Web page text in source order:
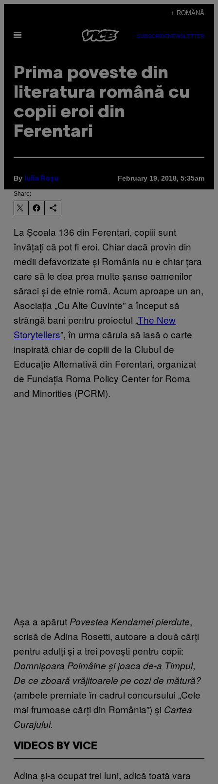
content
+ ROMÂNĂ
Open
SUBSCRIBENEWSLETTER
Prima poveste din
literatura română cu
copii eroi din
Ferentari
By Iulia Roșu February 19, 2018, 5:35am
Share:
La Școala 136 din Ferentari, copiii sunt
învățați că pot fi eroi. Chiar dacă provin din
medii defavorizate și România nu e chiar țara
care să le dea prea multe șanse oamenilor
săraci și de etnie romă. Acum aproape un an,
Asociația „Cu Alte Cuvinte” a început să
strângă bani pentru proiectul „The New
Storytellers”, în urma căruia să iasă o carte
inspirată chiar de copiii de la Clubul de
Educație Alternativă din Ferentari, organizat
de Fundația Roma Policy Center for Roma
and Minorities (PCRM).
Așa a apărut Povestea Kendamei pierdute,
scrisă de Adina Rosetti, autoare a două cărți
pentru adulți și a trei povești pentru copii:
Domnișoara Poimâine și joaca de-a Timpul,
De ce zboară vrăjitoarele pe cozi de mătură?
(ambele premiate în cadrul concursului „Cele
mai frumoase cărți din România”) și Cartea
Curajului.
VIDEOS BY VICE
Adina și-a ocupat trei luni, adică toată vara